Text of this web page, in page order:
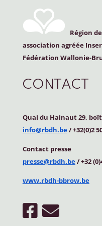
Région
association agréée
Fédération Wallonie-
CONTACT
Quai du Hainaut 29,
info@rbdh.be/ +32(0)2
Contact presse
presse@rbdh.be/ +32
www.rbdh-bbrow.be